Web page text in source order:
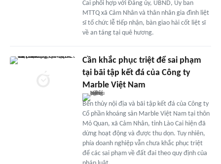
Cai phối hợp với Đảng ủy, UBND, Ủy ban
MTTQ xã Cảm Nhân và thân nhân gia đình liệt
sĩ tổ chức lễ tiếp nhận, bàn giao hài cốt liệt sĩ
về an táng tại quê hương.
Cần khắc phục triệt để sai phạm
tại bãi tập kết đá của Công ty
Marble Việt Nam
Bến thủy nội địa và bãi tập kết đá của Công ty
Cổ phần khoáng sản Marble Việt Nam tại thôn
Mỏ Quan, xã Cảm Nhân, tỉnh Lào Cai hiện đã
dừng hoạt động và được thu dọn. Tuy nhiên,
phía doanh nghiệp vẫn chưa khắc phục triệt
để các sai phạm về đất đai theo quy định của